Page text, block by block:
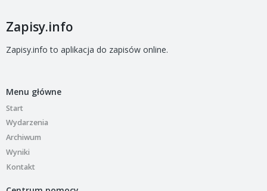
Zapisy.info
Zapisy.info to aplikacja do zapisów online.
Menu główne
Start
Wydarzenia
Archiwum
Wyniki
Kontakt